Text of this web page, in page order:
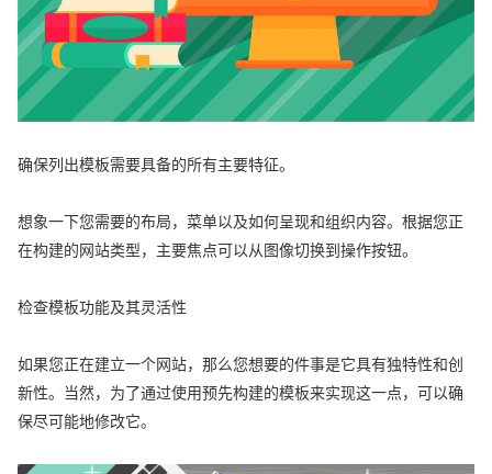
确保列出模板需要具备的所有主要特征。
想象一下您需要的布局，菜单以及如何呈现和组织内容。根据您正
在构建的网站类型，主要焦点可以从图像切换到操作按钮。
检查模板功能及其灵活性
如果您正在建立一个网站，那么您想要的件事是它具有独特性和创
新性。当然，为了通过使用预先构建的模板来实现这一点，可以确
保尽可能地修改它。